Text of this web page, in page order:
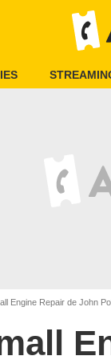
Engine Repair de John